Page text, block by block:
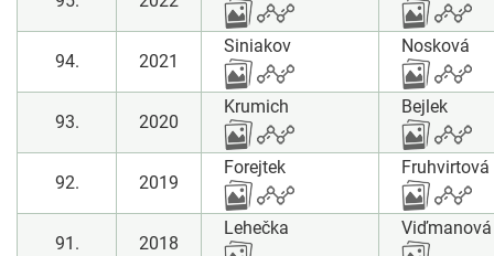
94. 2021
Siniakov Nosková
93. 2020
Krumich Bejlek
92. 2019
Forejtek Fruhvirtová
91. 2018
Lehečka Viďmanová